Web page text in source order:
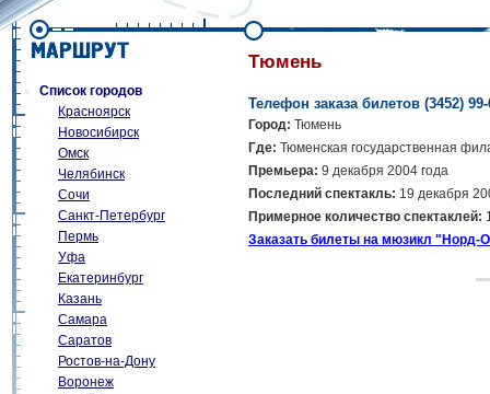
Список городов
Красноярск
Новосибирск
Омск
Челябинск
Сочи
Санкт-Петербург
Пермь
Уфа
Екатеринбург
Казань
Самара
Саратов
Ростов-на-Дону
Воронеж
Тюмень
Телефон заказа билетов (3452) 99-
Город: Тюмень
Где: Тюменская государственная
Премьера: 9 декабря 2004 года
Последний спектакль: 19 декабря
Примерное количество спектаклей:
Заказать билеты на мюзикл "Норд-